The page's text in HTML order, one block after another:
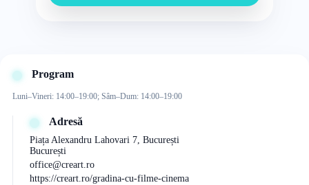
Program
Luni–Vineri: 14:00–19:00; Sâm–Dum: 14:00–19:00
Adresă
Piața Alexandru Lahovari 7, București
București
office@creart.ro
https://creart.ro/gradina-cu-filme-cinema